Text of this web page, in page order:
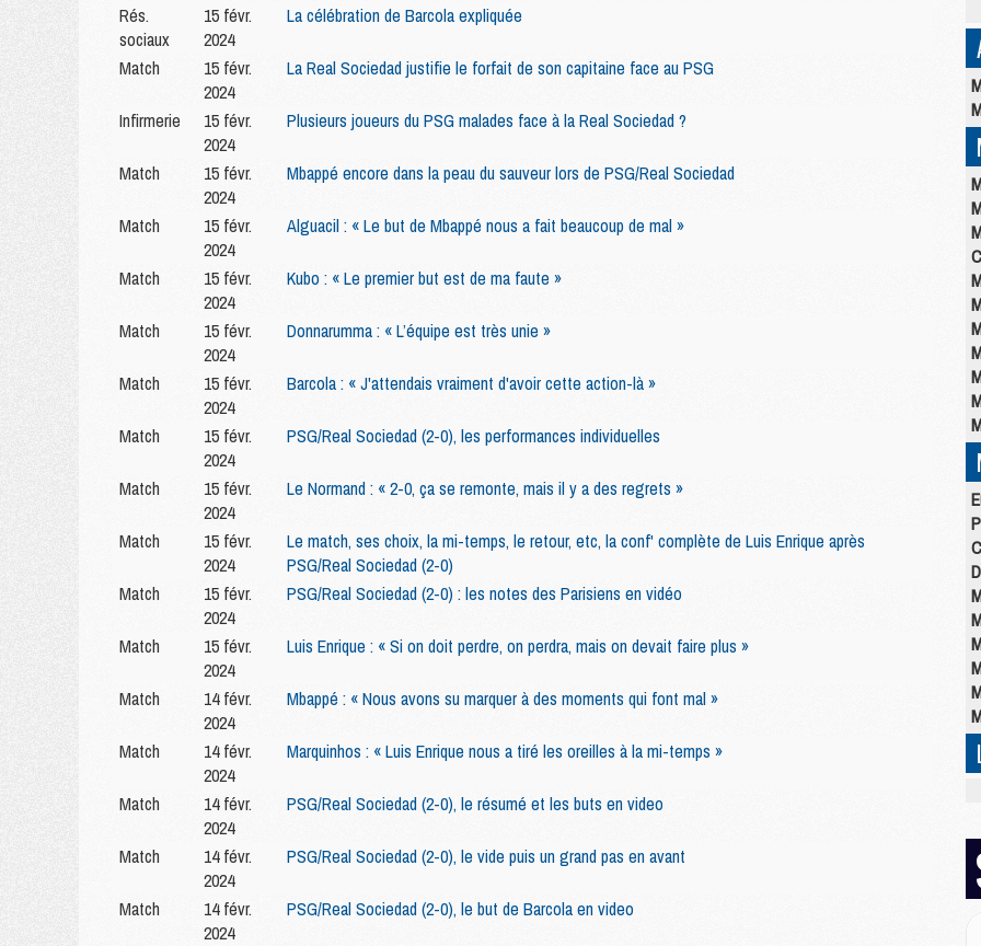
Rés.
sociaux
15 févr.
2024
La célébration de Barcola expliquée
Match
15 févr.
2024
La Real Sociedad justifie le forfait de son capitaine face au PSG
Infirmerie
15 févr.
2024
Plusieurs joueurs du PSG malades face à la Real Sociedad ?
Match
15 févr.
2024
Mbappé encore dans la peau du sauveur lors de PSG/Real Sociedad
Match
15 févr.
2024
Alguacil : « Le but de Mbappé nous a fait beaucoup de mal »
Match
15 févr.
2024
Kubo : « Le premier but est de ma faute »
Match
15 févr.
2024
Donnarumma : « L’équipe est très unie »
Match
15 févr.
2024
Barcola : « J'attendais vraiment d'avoir cette action-là »
Match
15 févr.
2024
PSG/Real Sociedad (2-0), les performances individuelles
Match
15 févr.
2024
Le Normand : « 2-0, ça se remonte, mais il y a des regrets »
Match
15 févr.
2024
Le match, ses choix, la mi-temps, le retour, etc, la conf' complète de Luis Enrique après
PSG/Real Sociedad (2-0)
Match
15 févr.
2024
PSG/Real Sociedad (2-0) : les notes des Parisiens en vidéo
Match
15 févr.
2024
Luis Enrique : « Si on doit perdre, on perdra, mais on devait faire plus »
Match
14 févr.
2024
Mbappé : « Nous avons su marquer à des moments qui font mal »
Match
14 févr.
2024
Marquinhos : « Luis Enrique nous a tiré les oreilles à la mi-temps »
Match
14 févr.
2024
PSG/Real Sociedad (2-0), le résumé et les buts en video
Match
14 févr.
2024
PSG/Real Sociedad (2-0), le vide puis un grand pas en avant
Match
14 févr.
2024
PSG/Real Sociedad (2-0), le but de Barcola en video